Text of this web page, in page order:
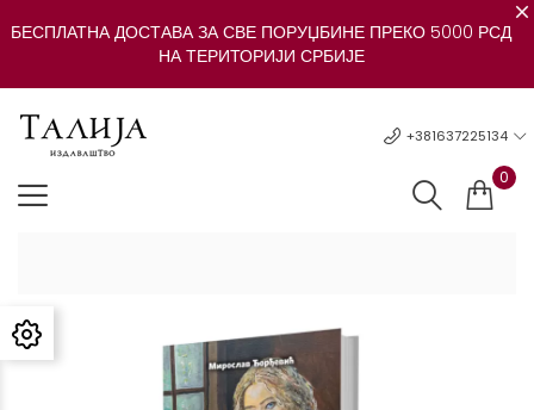
БЕСПЛАТНА ДОСТАВА ЗА СВЕ ПОРУЏБИНЕ ПРЕКО 5000 РСД
НА ТЕРИТОРИЈИ СРБИЈЕ
+381637225134
0